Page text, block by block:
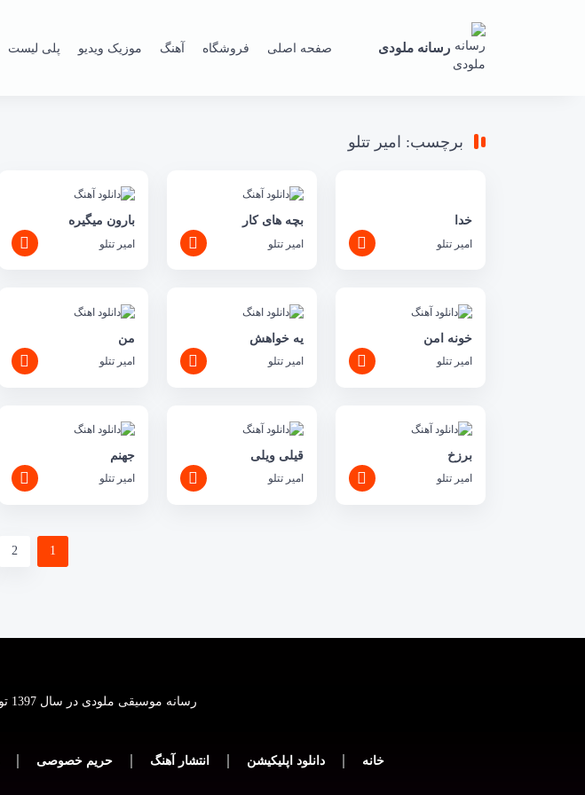
رسانه ملودی صفحه اصلی فروشگاه آهنگ موزیک ویدیو پلی لیست
برچسب: امیر تتلو
خدا
امیر تتلو
بچه های کار
امیر تتلو
بارون میگیره
امیر تتلو
خونه امن
امیر تتلو
یه خواهش
امیر تتلو
من
امیر تتلو
برزخ
امیر تتلو
قیلی ویلی
امیر تتلو
جهنم
امیر تتلو
1
2
رسانه موسیقی ملودی در سال 1397 توسط مجموعه میلاد بنیان گذاری شده است.
خانه دانلود اپلیکیشن انتشار آهنگ حریم خصوصی